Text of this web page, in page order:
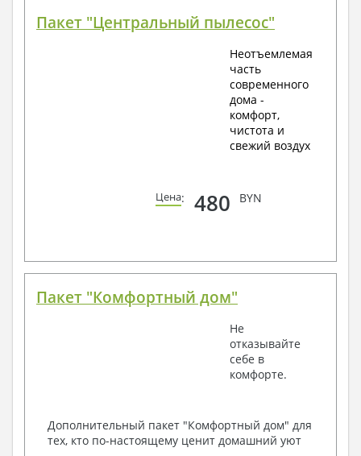
Пакет "Центральный пылесос"
Неотъемлемая
часть
современного
дома -
комфорт,
чистота и
свежий воздух
Цена: 480 BYN
Пакет "Комфортный дом"
Не
отказывайте
себе в
комфорте.
Дополнительный пакет "Комфортный дом" для
тех, кто по-настоящему ценит домашний уют